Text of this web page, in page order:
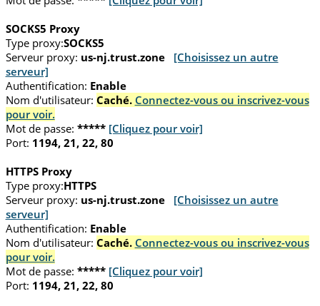
SOCKS5 Proxy
Type proxy:SOCKS5
Serveur proxy: us-nj.trust.zone
[Choisissez un autre
serveur]
Authentification: Enable
Nom d'utilisateur: Caché. Connectez-vous ou inscrivez-vous
pour voir.
Mot de passe: ***** [Cliquez pour voir]
Port: 1194, 21, 22, 80
HTTPS Proxy
Type proxy:HTTPS
Serveur proxy: us-nj.trust.zone
[Choisissez un autre
serveur]
Authentification: Enable
Nom d'utilisateur: Caché. Connectez-vous ou inscrivez-vous
pour voir.
Mot de passe: ***** [Cliquez pour voir]
Port: 1194, 21, 22, 80